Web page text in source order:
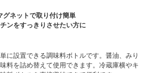
グネットで取り付け簡単
ンをすっきりさせたい方に
に設置できる調味料ボトルです。醤油、みり
料を詰め替えて使用できます。冷蔵庫横やキ